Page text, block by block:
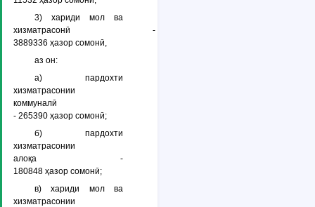
3) хариди мол ва
хизматрасонӣ -
3889336 ҳазор сомонӣ,
аз он:
а) пардохти
хизматрасонии
коммуналӣ
- 265390 ҳазор сомонӣ;
б) пардохти
хизматрасонии
алоқа -
180848 ҳазор сомонӣ;
в) хариди мол ва
хизматрасонии